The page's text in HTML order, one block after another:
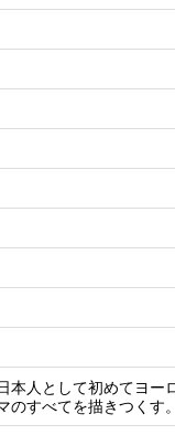
人として初めてヨー
すべてを描きつくす。